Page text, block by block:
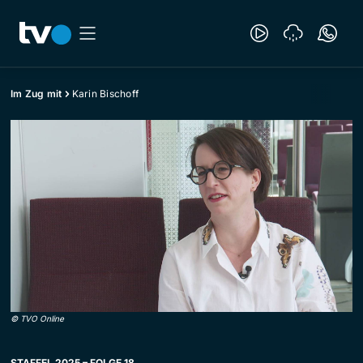
Im Zug mit Karin Bischoff
© TVO Online